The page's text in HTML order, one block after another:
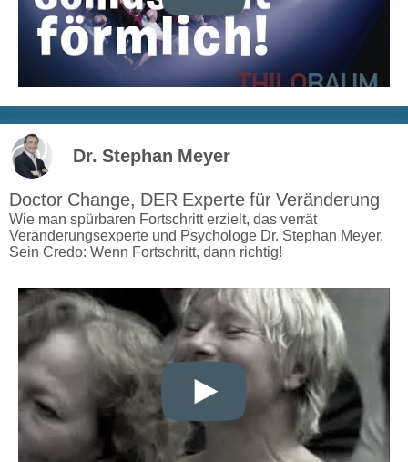
Dr. Stephan Meyer
Doctor Change, DER Experte für Veränderung
Wie man spürbaren Fortschritt erzielt, das verrät
Veränderungsexperte und Psychologe Dr. Stephan Meyer.
Sein Credo: Wenn Fortschritt, dann richtig!